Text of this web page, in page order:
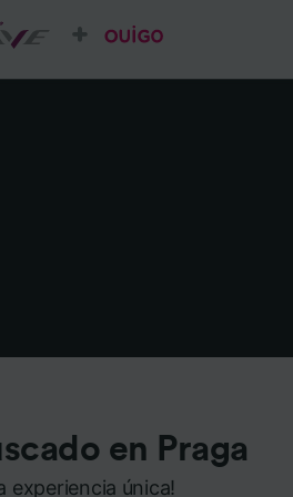
en Praga
experiencia única!